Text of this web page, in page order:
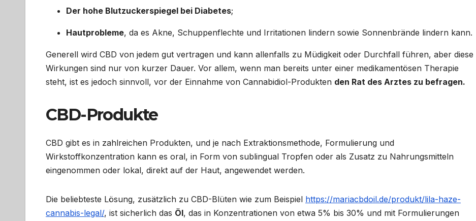
Der hohe Blutzuckerspiegel bei Diabetes;
Hautprobleme, da es Akne, Schuppenflechte und Irritationen lindern sowie Sonnenbrände lindern kann.
Generell wird CBD von jedem gut vertragen und kann allenfalls zu Müdigkeit oder Durchfall führen, aber diese
Wirkungen sind nur von kurzer Dauer. Vor allem, wenn man bereits unter einer medikamentösen Therapie
steht, ist es jedoch sinnvoll, vor der Einnahme von Cannabidiol-Produkten den Rat des Arztes zu befragen.
CBD-Produkte
CBD gibt es in zahlreichen Produkten, und je nach Extraktionsmethode, Formulierung und
Wirkstoffkonzentration kann es oral, in Form von sublingual Tropfen oder als Zusatz zu Nahrungsmitteln
eingenommen oder lokal, direkt auf der Haut, angewendet werden.
Die beliebteste Lösung, zusätzlich zu CBD-Blüten wie zum Beispiel https://mariacbdoil.de/produkt/lila-haze-
cannabis-legal/, ist sicherlich das Öl, das in Konzentrationen von etwa 5% bis 30% und mit Formulierungen